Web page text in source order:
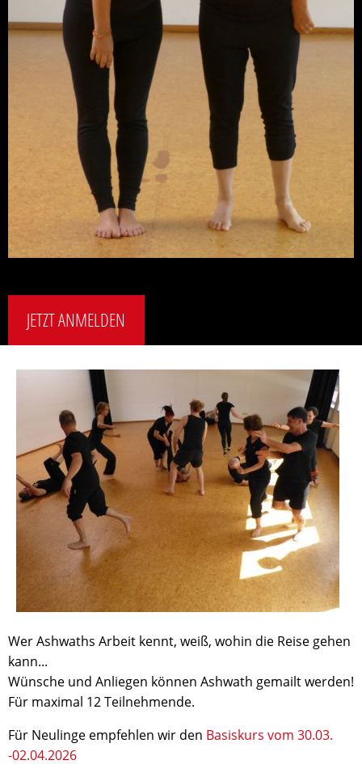
JETZT ANMELDEN
Wer Ashwaths Arbeit kennt, weiß, wohin die Reise gehen
kann...
Wünsche und Anliegen können Ashwath gemailt werden!
Für maximal 12 Teilnehmende.
Für Neulinge empfehlen wir den Basiskurs vom 30.03.
-02.04.2026